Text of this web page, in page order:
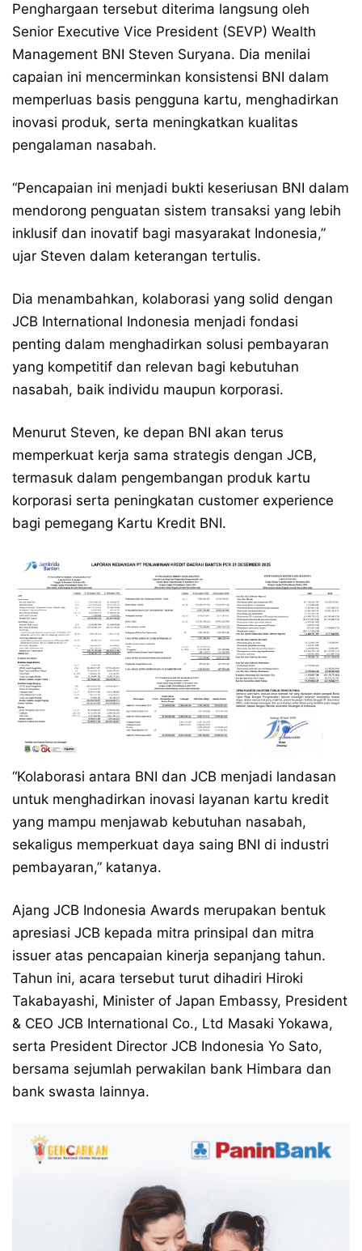
Penghargaan tersebut diterima langsung oleh
Senior Executive Vice President (SEVP) Wealth
Management BNI Steven Suryana. Dia menilai
capaian ini mencerminkan konsistensi BNI dalam
memperluas basis pengguna kartu, menghadirkan
inovasi produk, serta meningkatkan kualitas
pengalaman nasabah.
“Pencapaian ini menjadi bukti keseriusan BNI dalam
mendorong penguatan sistem transaksi yang lebih
inklusif dan inovatif bagi masyarakat Indonesia,”
ujar Steven dalam keterangan tertulis.
Dia menambahkan, kolaborasi yang solid dengan
JCB International Indonesia menjadi fondasi
penting dalam menghadirkan solusi pembayaran
yang kompetitif dan relevan bagi kebutuhan
nasabah, baik individu maupun korporasi.
Menurut Steven, ke depan BNI akan terus
memperkuat kerja sama strategis dengan JCB,
termasuk dalam pengembangan produk kartu
korporasi serta peningkatan customer experience
bagi pemegang Kartu Kredit BNI.
“Kolaborasi antara BNI dan JCB menjadi landasan
untuk menghadirkan inovasi layanan kartu kredit
yang mampu menjawab kebutuhan nasabah,
sekaligus memperkuat daya saing BNI di industri
pembayaran,” katanya.
Ajang JCB Indonesia Awards merupakan bentuk
apresiasi JCB kepada mitra prinsipal dan mitra
issuer atas pencapaian kinerja sepanjang tahun.
Tahun ini, acara tersebut turut dihadiri Hiroki
Takabayashi, Minister of Japan Embassy, President
& CEO JCB International Co., Ltd Masaki Yokawa,
serta President Director JCB Indonesia Yo Sato,
bersama sejumlah perwakilan bank Himbara dan
bank swasta lainnya.